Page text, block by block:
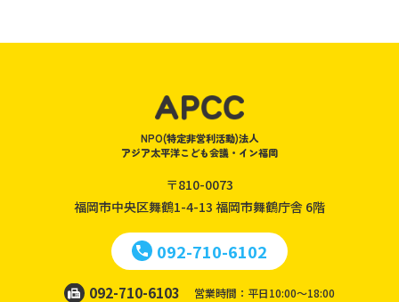
NPO(特定非営利活動)法人
アジア太平洋こども会議・イン福岡
〒810-0073
福岡市中央区舞鶴1-4-13 福岡市舞鶴庁舎 6階
092-710-6102
092-710-6103 営業時間：平日10:00～18:00